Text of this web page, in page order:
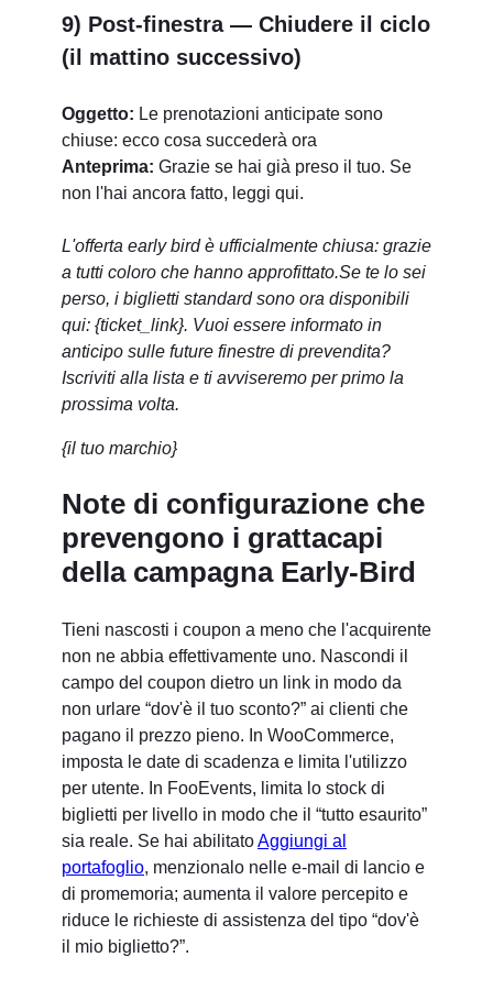
9) Post-finestra — Chiudere il ciclo
(il mattino successivo)
Oggetto: Le prenotazioni anticipate sono
chiuse: ecco cosa succederà ora
Anteprima: Grazie se hai già preso il tuo. Se
non l'hai ancora fatto, leggi qui.
L'offerta early bird è ufficialmente chiusa: grazie
a tutti coloro che hanno approfittato.Se te lo sei
perso, i biglietti standard sono ora disponibili
qui: {ticket_link}. Vuoi essere informato in
anticipo sulle future finestre di prevendita?
Iscriviti alla lista e ti avviseremo per primo la
prossima volta.
{il tuo marchio}
Note di configurazione che
prevengono i grattacapi
della campagna Early-Bird
Tieni nascosti i coupon a meno che l'acquirente
non ne abbia effettivamente uno. Nascondi il
campo del coupon dietro un link in modo da
non urlare “dov'è il tuo sconto?” ai clienti che
pagano il prezzo pieno. In WooCommerce,
imposta le date di scadenza e limita l'utilizzo
per utente. In FooEvents, limita lo stock di
biglietti per livello in modo che il “tutto esaurito”
sia reale. Se hai abilitatoAggiungi al
portafoglio, menzionalo nelle e-mail di lancio e
di promemoria; aumenta il valore percepito e
riduce le richieste di assistenza del tipo “dov'è
il mio biglietto?”.